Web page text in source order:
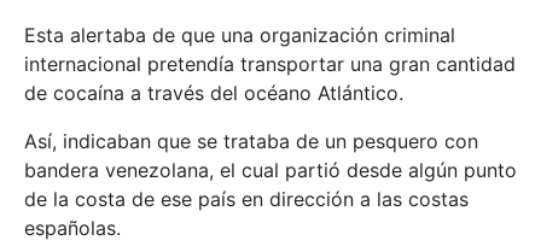
Esta alertaba de que una organización criminal
internacional pretendía transportar una gran cantidad
de cocaína a través del océano Atlántico.
Así, indicaban que se trataba de un pesquero con
bandera venezolana, el cual partió desde algún punto
de la costa de ese país en dirección a las costas
españolas.